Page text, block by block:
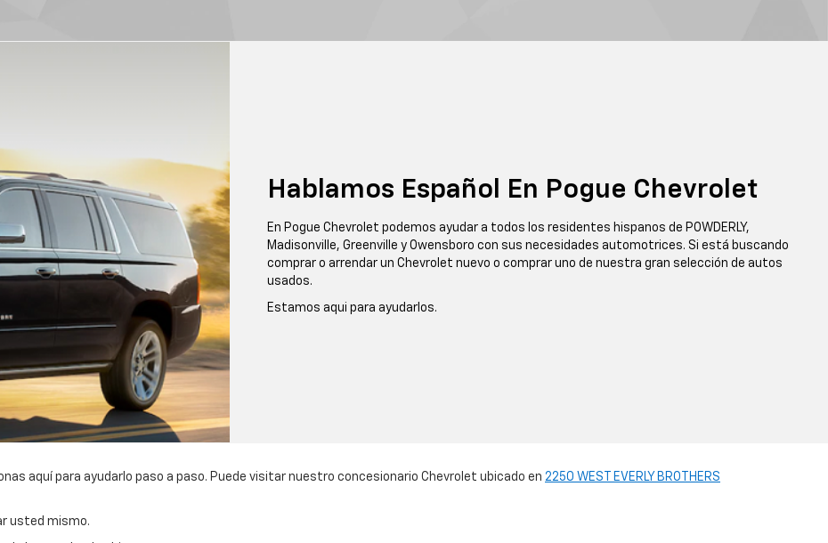
Hablamos Español En Pogue Chevrolet
En Pogue Chevrolet podemos ayudar a todos los residentes hispanos de POWDERLY,
Madisonville, Greenville y Owensboro con sus necesidades automotrices. Si está buscando
comprar o arrendar un Chevrolet nuevo o comprar uno de nuestra gran selección de autos
usados.
Estamos aqui para ayudarlos.
aquí para ayudarlo paso a paso. Puede visitar nuestro concesionario Chevrolet ubicado en 2250 WEST EVERLY BROTHERS
usted mismo.